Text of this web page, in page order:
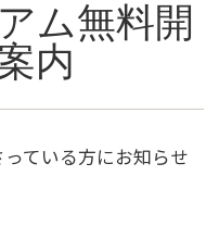
ム無料開
内
ている方にお知らせ